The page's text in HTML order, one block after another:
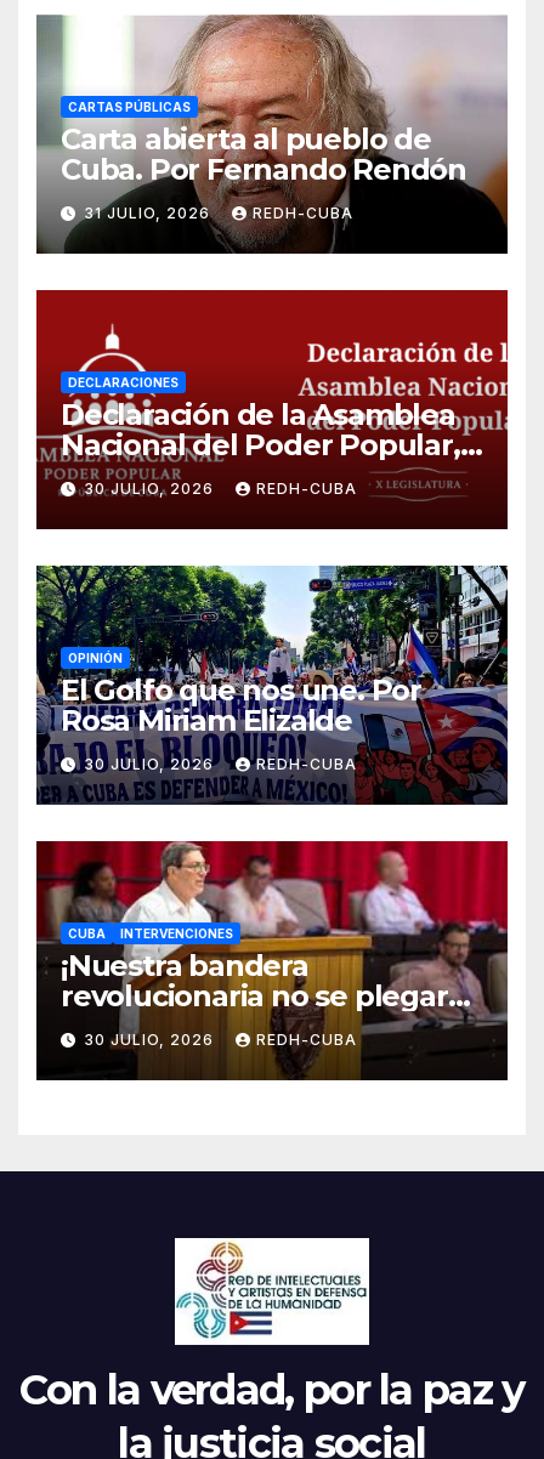
CARTAS PÚBLICAS
Carta abierta al pueblo de
Cuba. Por Fernando Rendón
31 JULIO, 2026 REDH-CUBA
DECLARACIONES
Declaración de la Asamblea
Nacional del Poder Popular,
¡Cesen el cerco energético y
el castigo colectivo al pueblo
cubano!
30 JULIO, 2026 REDH-CUBA
OPINIÓN
El Golfo que nos une. Por
Rosa Miriam Elizalde
30 JULIO, 2026 REDH-CUBA
CUBA INTERVENCIONES
¡Nuestra bandera
revolucionaria no se plegará
jamás! Por Bruno Rodríguez
Parrilla
30 JULIO, 2026 REDH-CUBA
Con la verdad, por la paz y
la justicia social